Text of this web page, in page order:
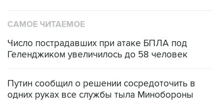
САМОЕ ЧИТАЕМОЕ
Число пострадавших при атаке БПЛА под
Геленджиком увеличилось до 58 человек
Путин сообщил о решении сосредоточить в
одних руках все службы тыла Минобороны